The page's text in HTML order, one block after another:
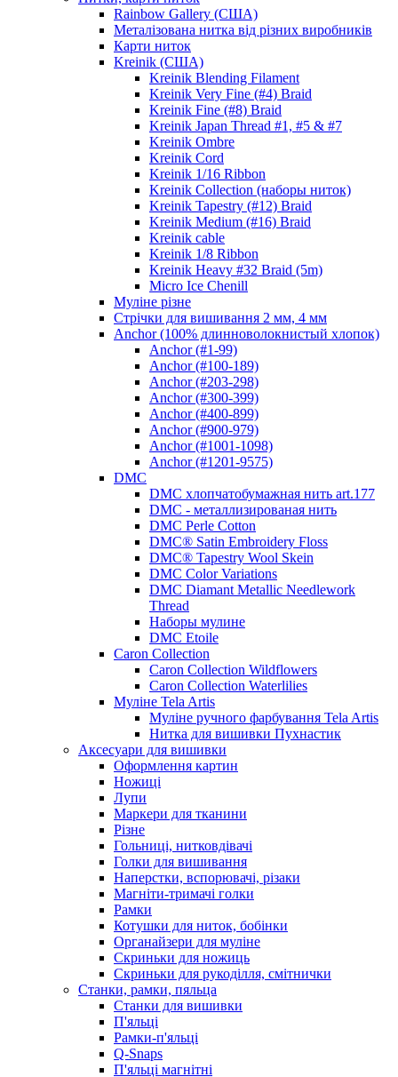
Rainbow Gallery (США)
Металізована нитка від різних виробників
Карти ниток
Kreinik (США)
Kreinik Blending Filament
Kreinik Very Fine (#4) Braid
Kreinik Fine (#8) Braid
Kreinik Japan Thread #1, #5 & #7
Kreinik Ombre
Kreinik Cord
Kreinik 1/16 Ribbon
Kreinik Collection (наборы ниток)
Kreinik Tapestry (#12) Braid
Kreinik Medium (#16) Braid
Kreinik cable
Kreinik 1/8 Ribbon
Kreinik Heavy #32 Braid (5m)
Micro Ice Chenill
Муліне різне
Стрічки для вишивання 2 мм, 4 мм
Anchor (100% длинноволокнистый хлопок)
Anchor (#1-99)
Anchor (#100-189)
Anchor (#203-298)
Anchor (#300-399)
Anchor (#400-899)
Anchor (#900-979)
Anchor (#1001-1098)
Anchor (#1201-9575)
DMC
DMC хлопчатобумажная нить art.177
DMC - металлизированая нить
DMC Perle Cotton
DMC® Satin Embroidery Floss
DMC® Tapestry Wool Skein
DMC Color Variations
DMC Diamant Metallic Needlework
Thread
Наборы мулине
DMC Etoile
Caron Collection
Caron Collection Wildflowers
Caron Collection Waterlilies
Муліне Tela Artis
Муліне ручного фарбування Tela Artis
Нитка для вишивки Пухнастик
Аксесуари для вишивки
Оформлення картин
Ножиці
Лупи
Маркери для тканини
Різне
Гольниці, нитковдівачі
Голки для вишивання
Наперстки, вспорювачі, різаки
Магніти-тримачі голки
Рамки
Котушки для ниток, бобінки
Органайзери для муліне
Скриньки для ножиць
Скриньки для рукоділля, смітнички
Станки, рамки, пяльца
Станки для вишивки
П'яльці
Рамки-п'яльці
Q-Snaps
П'яльці магнітні